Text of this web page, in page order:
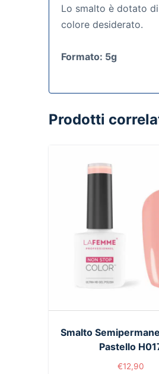
Lo smalto è dotato
colore desiderato.
Formato: 5g
Prodotti
Smalto
Pastello
€12,90